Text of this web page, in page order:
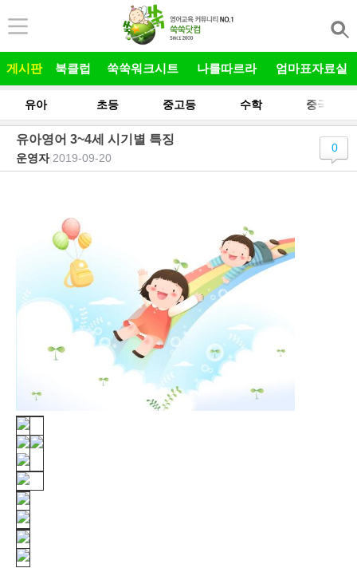
게시판 북클럽 쑥쑥워크시트 나를따르라 엄마표자료실
유아 초등 중고등 수학 중국어
유아영어 3~4세 시기별 특징
운영자| 2019-09-20
0